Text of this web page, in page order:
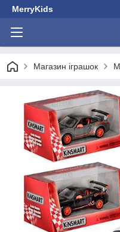
MerryKids
Магазин іграшок